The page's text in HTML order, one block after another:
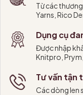
Từ các
Yarns, Rico
Dụng cụ
Được nhập
Knitpro,
Tư vấn tận
Các dòng len